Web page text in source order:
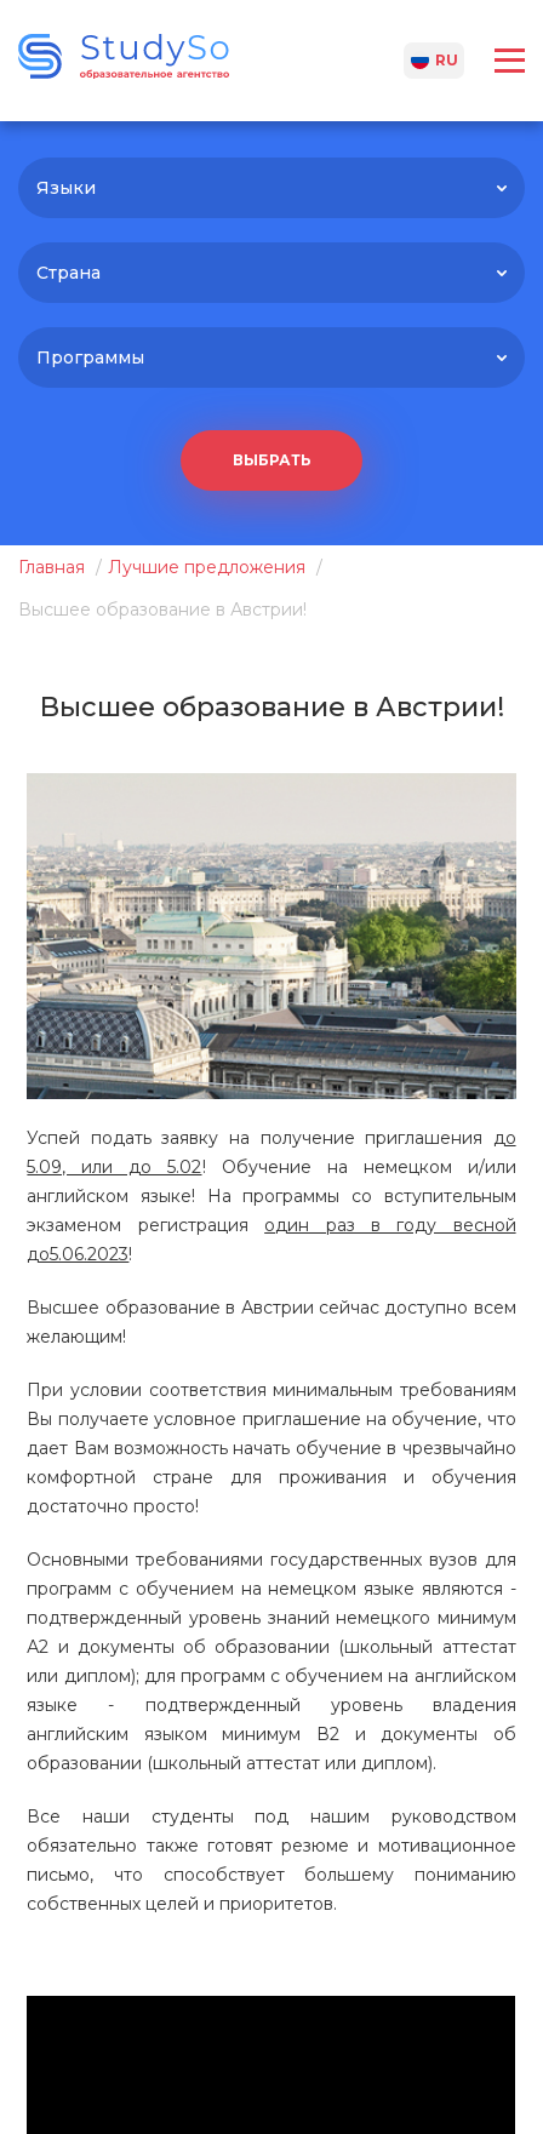
RU
Языки
Страна
Программы
ВЫБРАТЬ
Главная
Лучшие предложения
Высшее образование в Австрии!
Высшее образование в Австрии!
Успей подать заявку на получение приглашения до
5.09, или до 5.02! Обучение на немецком и/или
английском языке! На программы со вступительным
экзаменом регистрация один раз в году весной
до5.06.2023!
Высшее образование в Австрии сейчас доступно всем
желающим!
При условии соответствия минимальным требованиям
Вы получаете условное приглашение на обучение, что
дает Вам возможность начать обучение в чрезвычайно
комфортной стране для проживания и обучения
достаточно просто!
Основными требованиями государственных вузов для
программ с обучением на немецком языке являются -
подтвержденный уровень знаний немецкого минимум
А2 и документы об образовании (школьный аттестат
или диплом); для программ с обучением на английском
языке - подтвержденный уровень владения
английским языком минимум В2 и документы об
образовании (школьный аттестат или диплом).
Все наши студенты под нашим руководством
обязательно также готовят резюме и мотивационное
письмо, что способствует большему пониманию
собственных целей и приоритетов.